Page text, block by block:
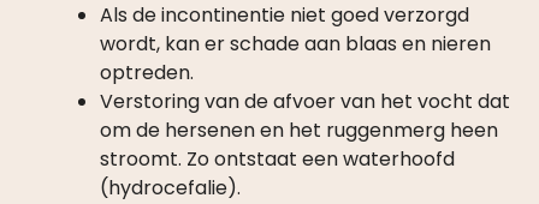
Als de incontinentie niet goed verzorgd
wordt, kan er schade aan blaas en nieren
optreden.
Verstoring van de afvoer van het vocht dat
om de hersenen en het ruggenmerg heen
stroomt. Zo ontstaat een waterhoofd
(hydrocefalie).